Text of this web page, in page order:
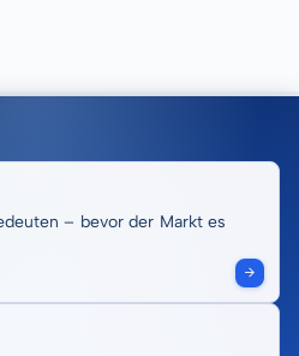
– bevor der Markt es